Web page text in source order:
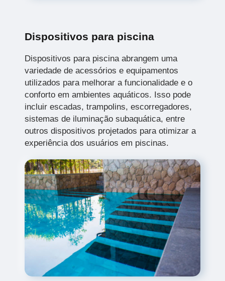
Dispositivos para piscina
Dispositivos para piscina abrangem uma
variedade de acessórios e equipamentos
utilizados para melhorar a funcionalidade e o
conforto em ambientes aquáticos. Isso pode
incluir escadas, trampolins, escorregadores,
sistemas de iluminação subaquática, entre
outros dispositivos projetados para otimizar a
experiência dos usuários em piscinas.